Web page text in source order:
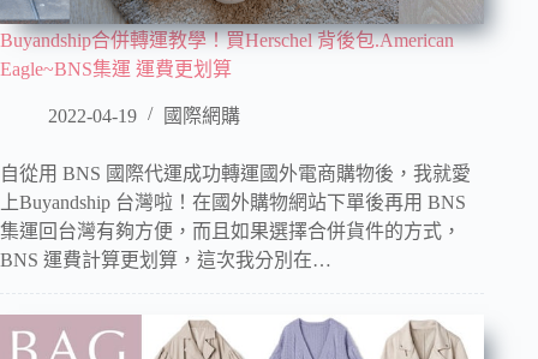
Buyandship合併轉運教學！買Herschel 背後包.American
Eagle~BNS集運 運費更划算
2022-04-19 國際網購
自從用 BNS 國際代運成功轉運國外電商購物後，我就愛
上Buyandship 台灣啦！在國外購物網站下單後再用 BNS
集運回台灣有夠方便，而且如果選擇合併貨件的方式，
BNS 運費計算更划算，這次我分別在…